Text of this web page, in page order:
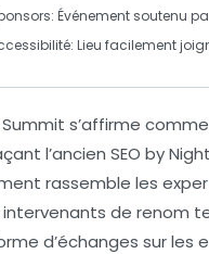
: Événement soutenu
: Lieu facilement
Summit s’affirme
l’ancien SEO by Night
rassemble les
de renom
d’échanges sur les